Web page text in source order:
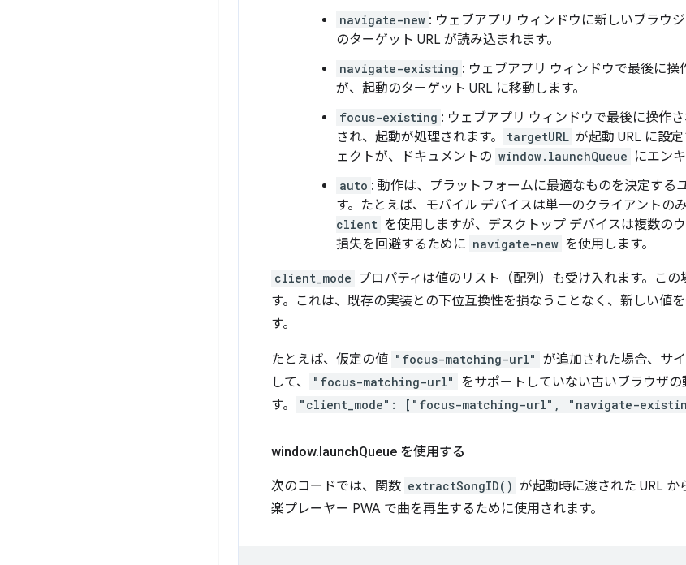
navigate-new : ウェブアプリ ウィンドウに新しいブラウ
のターゲット URL が読み込まれます。
navigate-existing : ウェブアプリ ウィンドウで最後に
が、起動のターゲット URL に移動します。
focus-existing : ウェブアプリ ウィンドウで最後に操作
され、起動が処理されます。
targetURL が起動 URL に設
ェクトが、ドキュメントの window.launchQueue にエン
auto : 動作は、プラットフォームに最適なものを決定する
す。たとえば、モバイル デバイスは単一のクライアントの
client を使用しますが、デスクトップ デバイスは複数の
損失を回避するために navigate-new を使用します。
client_mode プロパティは値のリスト（配列）も受け入れます。こ
す。これは、既存の実装との下位互換性を損なうことなく、新しい値
す。
たとえば、仮定の値 "focus-matching-url" が追加された場合、サ
して、
"focus-matching-url"
をサポートしていない古いブラウザ
す。
"client_mode": ["focus-matching-url", "navigate-
window.launchQueue を使用する
次のコードでは、関数 extractSongID() が起動時に渡された URL か
楽プレーヤー PWA で曲を再生するために使用されます。